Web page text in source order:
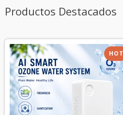
Productos Destacados
HOT